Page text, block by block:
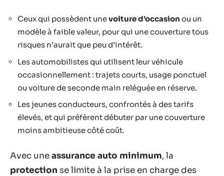
Ceux qui possèdent unevoiture d’occasion ou un
modèle à faible valeur, pour qui une couverture tous
risques n’aurait que peu d’intérêt.
Les automobilistes qui utilisent leur véhicule
occasionnellement : trajets courts, usage ponctuel
ou voiture de seconde main reléguée en réserve.
Les jeunes conducteurs, confrontés à des tarifs
élevés, et qui préfèrent débuter par une couverture
moins ambitieuse côté coût.
Avec uneassurance auto minimum, la
protection se limite à la prise en charge des